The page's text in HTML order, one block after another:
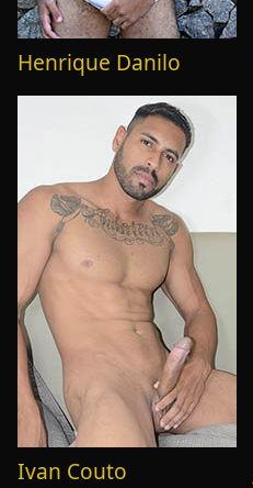
Henrique Danilo
Ivan Couto